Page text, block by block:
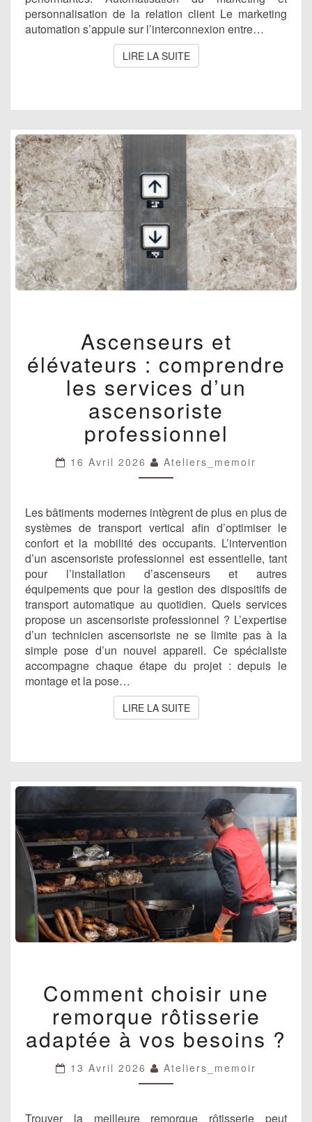
personnalisation de la relation client Le marketing
automation s’appuie sur l’interconnexion entre…
LIRE LA SUITELIRE LA SUITE
ET
ÉLÉVATEURS
COMPRENDRE
LES
SERVICES
D’UN
ASCENSORISTE
Ascenseurs et
élévateurs : comprendre
les services d’un
ascensoriste
professionnel
16 Avril 2026 Ateliers_memoir
Les bâtiments modernes intègrent de plus en plus de
systèmes de transport vertical afin d’optimiser le
confort et la mobilité des occupants. L’intervention
d’un ascensoriste professionnel est essentielle, tant
pour l’installation d’ascenseurs et autres
équipements que pour la gestion des dispositifs de
transport automatique au quotidien. Quels services
propose un ascensoriste professionnel ? L’expertise
d’un technicien ascensoriste ne se limite pas à la
simple pose d’un nouvel appareil. Ce spécialiste
accompagne chaque étape du projet : depuis le
montage et la pose…
LIRE LA SUITELIRE LA SUITE
CHOISIR
UNE
REMORQUE
RÔTISSERIE
ADAPTÉE
VOS
BESOINS
Comment choisir une
remorque rôtisserie
adaptée à vos besoins ?
13 Avril 2026 Ateliers_memoir
Trouver la meilleure remorque rôtisserie peut